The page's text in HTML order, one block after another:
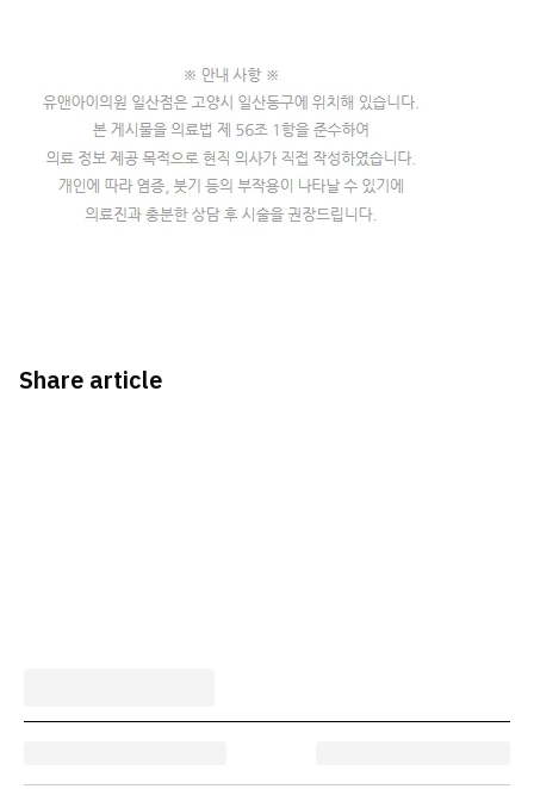
Share article